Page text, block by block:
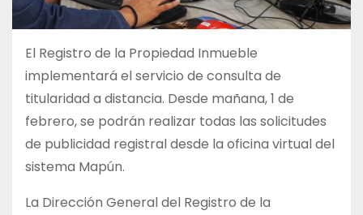
El Registro de la Propiedad Inmueble
implementará el servicio de consulta de
titularidad a distancia. Desde mañana, 1 de
febrero, se podrán realizar todas las solicitudes
de publicidad registral desde la oficina virtual del
sistema Mapún.
La Dirección General del Registro de la